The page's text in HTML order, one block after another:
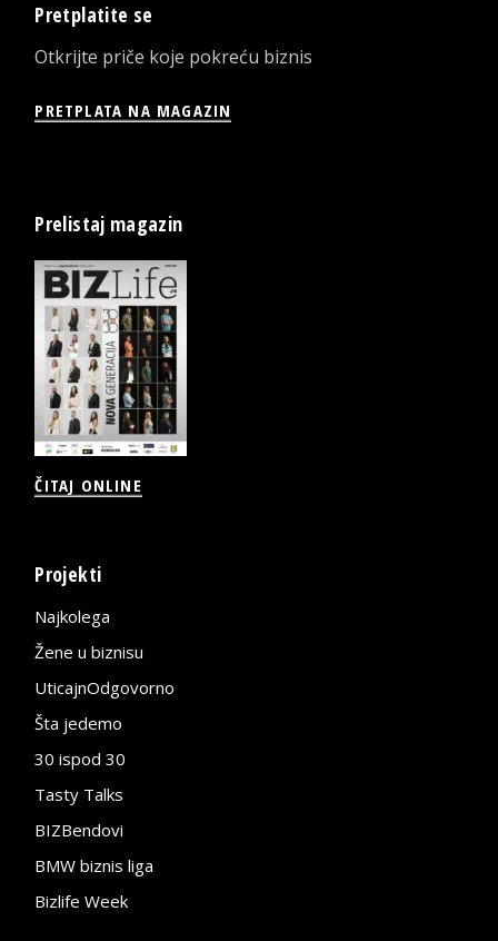
Pretplatite se
Otkrijte priče koje pokreću biznis
PRETPLATA NA MAGAZIN
Prelistaj magazin
ČITAJ ONLINE
Projekti
Najkolega
Žene u biznisu
UticajnOdgovorno
Šta jedemo
30 ispod 30
Tasty Talks
BIZBendovi
BMW biznis liga
Bizlife Week